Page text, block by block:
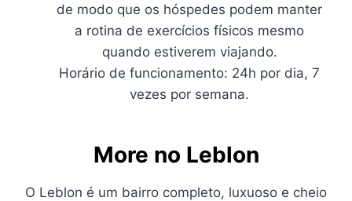
de modo que os hóspedes podem manter
a rotina de exercícios físicos mesmo
quando estiverem viajando.
Horário de funcionamento: 24h por dia, 7
vezes por semana.
More no Leblon
O Leblon é um bairro completo, luxuoso e cheio